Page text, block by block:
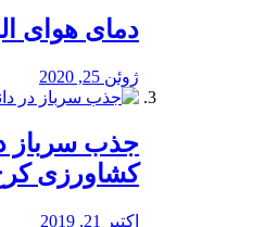
دمای هوای
ژوئن 25, 2020
جذب سرباز
کشاورزی
اکتبر 21, 2019